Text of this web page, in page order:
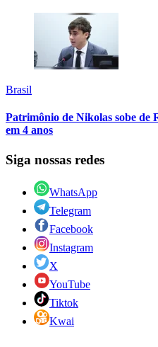
Brasil
Patrimônio de Nikolas sobe de
em 4 anos
Siga nossas redes
WhatsApp
Telegram
Facebook
Instagram
X
YouTube
Tiktok
Kwai